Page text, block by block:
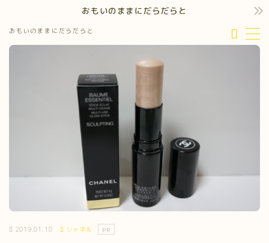
おもいのままにだらだらと
おもいのままにだらだらと
MENU
2019.01.18 シャネル PR